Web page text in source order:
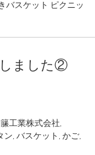
バスケット ピクニッ
ました②
工業株式会社,
ン, バスケット , かご,